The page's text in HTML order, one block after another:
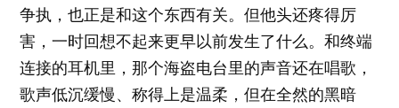
争执，也正是和这个东西有关。但他头还疼得厉
害，一时回想不起来更早以前发生了什么。和终端
连接的耳机里，那个海盗电台里的声音还在唱歌，
歌声低沉缓慢、称得上是温柔，但在全然的黑暗